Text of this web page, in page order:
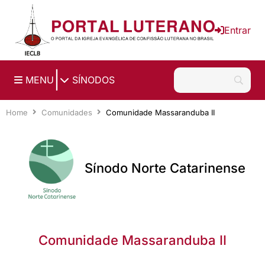
Ir para o conteúdo principal
Entrar
MENU SÍNODOS
Home Comunidades Comunidade Massaranduba II
Sínodo Norte Catarinense
Comunidade Massaranduba II